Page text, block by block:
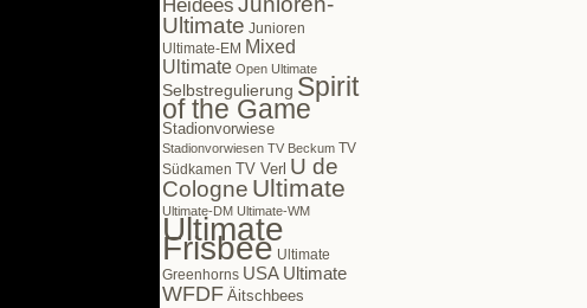
Heidees
Ultimate Junioren
Ultimate-EM Mixed
Ultimate Open Ultimate
Selbstregulierung Spirit
of the Game
Stadionvorwiese
Stadionvorwiesen TV Beckum TV
Südkamen TV Verl U de
Cologne Ultimate
Ultimate-DM Ultimate-WM
Ultimate
Frisbee Ultimate
Greenhorns USA Ultimate
WFDF Äitschbees